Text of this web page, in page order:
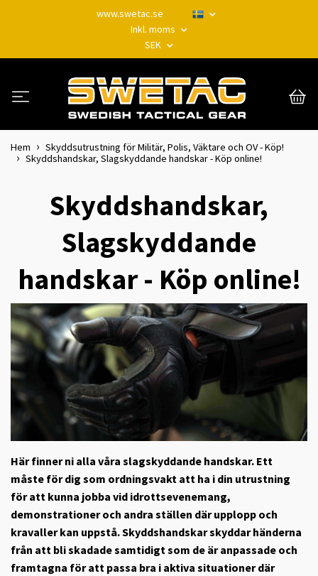
www.swetac.se
Inkl. moms
SEK
Hem
Skyddsutrustning för Militär, Polis, Väktare och OV - Köp!
Skyddshandskar, Slagskyddande handskar - Köp online!
Skyddshandskar,
Slagskyddande
handskar - Köp online!
Här finner ni alla våra slagskyddande handskar. Ett
måste för dig som ordningsvakt att ha i din utrustning
för att kunna jobba vid idrottsevenemang,
demonstrationer och andra ställen där upplopp och
kravaller kan uppstå. Skyddshandskar skyddar händerna
från att bli skadade samtidigt som de är anpassade och
framtagna för att passa bra i aktiva situationer där